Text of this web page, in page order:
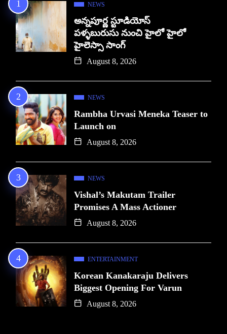
NEWS
అన్నపూర్ణ స్టూడియోస్
పళ్ళబురుసు నుంచి హైలో హైలో
హైలెస్సా సాంగ్
August 8, 2026
NEWS
Rambha Urvasi Meneka Teaser to
Launch on
August 8, 2026
NEWS
Vishal’s Makutam Trailer
Promises A Mass Actioner
August 8, 2026
ENTERTAINMENT
Korean Kanakaraju Delivers
Biggest Opening For Varun
August 8, 2026